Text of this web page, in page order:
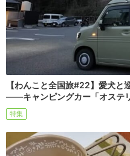
【わんこと全国旅#22】愛犬と
――キャンピングカー「オステ
特集